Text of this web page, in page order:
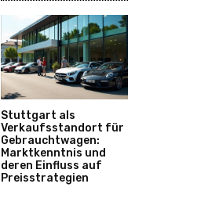
Stuttgart als
Verkaufsstandort für
Gebrauchtwagen:
Marktkenntnis und
deren Einfluss auf
Preisstrategien